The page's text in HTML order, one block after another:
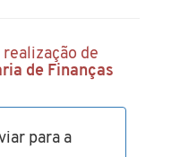
realização de
de Finanças
para a